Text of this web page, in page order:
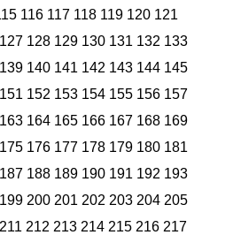
116 117 118 119 120 121
127 128 129 130 131 132 133
139 140 141 142 143 144 145
151 152 153 154 155 156 157
163 164 165 166 167 168 169
175 176 177 178 179 180 181
187 188 189 190 191 192 193
199 200 201 202 203 204 205
211 212 213 214 215 216 217